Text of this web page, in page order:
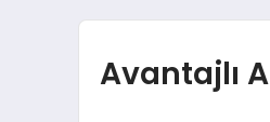
Avantajlı